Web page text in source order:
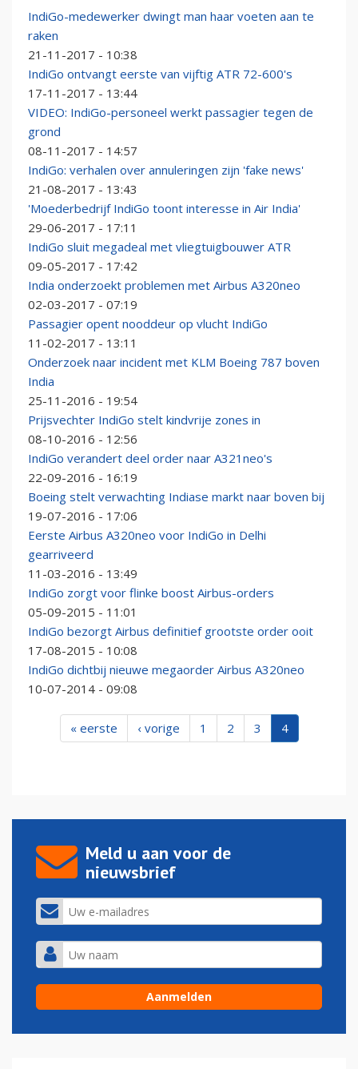
IndiGo-medewerker dwingt man haar voeten aan te
raken
21-11-2017 - 10:38
IndiGo ontvangt eerste van vijftig ATR 72-600's
17-11-2017 - 13:44
VIDEO: IndiGo-personeel werkt passagier tegen de
grond
08-11-2017 - 14:57
IndiGo: verhalen over annuleringen zijn 'fake news'
21-08-2017 - 13:43
'Moederbedrijf IndiGo toont interesse in Air India'
29-06-2017 - 17:11
IndiGo sluit megadeal met vliegtuigbouwer ATR
09-05-2017 - 17:42
India onderzoekt problemen met Airbus A320neo
02-03-2017 - 07:19
Passagier opent nooddeur op vlucht IndiGo
11-02-2017 - 13:11
Onderzoek naar incident met KLM Boeing 787 boven
India
25-11-2016 - 19:54
Prijsvechter IndiGo stelt kindvrije zones in
08-10-2016 - 12:56
IndiGo verandert deel order naar A321neo's
22-09-2016 - 16:19
Boeing stelt verwachting Indiase markt naar boven bij
19-07-2016 - 17:06
Eerste Airbus A320neo voor IndiGo in Delhi
gearriveerd
11-03-2016 - 13:49
IndiGo zorgt voor flinke boost Airbus-orders
05-09-2015 - 11:01
IndiGo bezorgt Airbus definitief grootste order ooit
17-08-2015 - 10:08
IndiGo dichtbij nieuwe megaorder Airbus A320neo
10-07-2014 - 09:08
« eerste ‹ vorige 1 2 3 4
Meld u aan voor de
nieuwsbrief